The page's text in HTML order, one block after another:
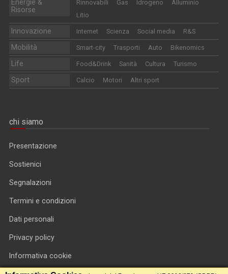
Energie &
Risorse
Rinnovabili Gas Idrogeno
Alluminio
Litio
Innovazione Internet Scienza Social media R&S
Mobilità Smart-city Trasporti Auto Bikenomics
Life Food&Drink Sanità Cultura Turismo
Sport Calcio Motori Altri sport
chi siamo
Presentazione
Sostienici
Segnalazioni
Termini e condizioni
Dati personali
Privacy policy
Informativa cookie